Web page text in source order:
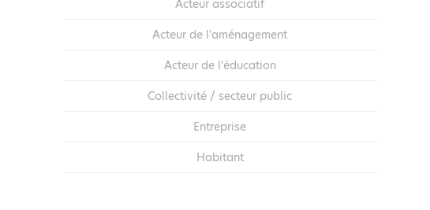
Acteur associatif
Acteur de l'aménagement
Acteur de l'éducation
Collectivité / secteur public
Entreprise
Habitant